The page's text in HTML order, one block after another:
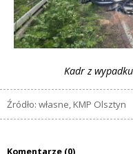
Kadr z
Źródło: własne, KMP Olsztyn
Komentarze (0)